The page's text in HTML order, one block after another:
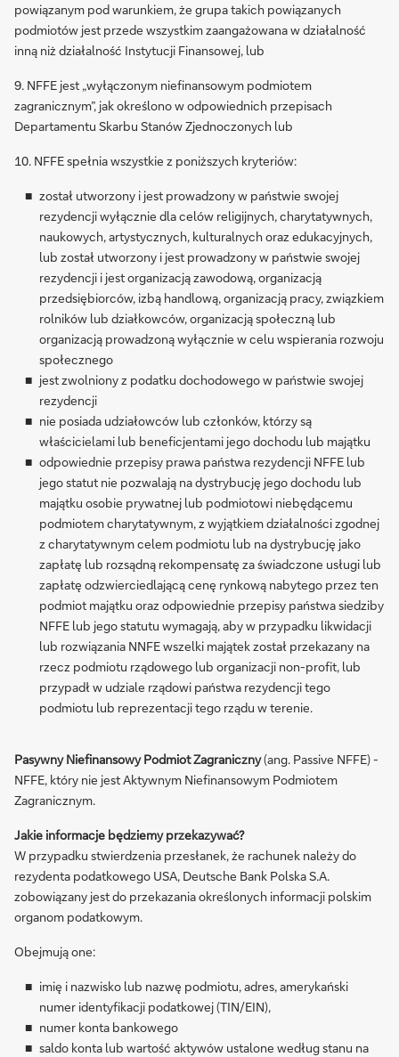
powiązanym pod warunkiem, że grupa takich powiązanych
podmiotów jest przede wszystkim zaangażowana w działalność
inną niż działalność Instytucji Finansowej, lub
9. NFFE jest „wyłączonym niefinansowym podmiotem
zagranicznym”, jak określono w odpowiednich przepisach
Departamentu Skarbu Stanów Zjednoczonych lub
10. NFFE spełnia wszystkie z poniższych kryteriów:
został utworzony i jest prowadzony w państwie swojej
rezydencji wyłącznie dla celów religijnych, charytatywnych,
naukowych, artystycznych, kulturalnych oraz edukacyjnych,
lub został utworzony i jest prowadzony w państwie swojej
rezydencji i jest organizacją zawodową, organizacją
przedsiębiorców, izbą handlową, organizacją pracy, związkiem
rolników lub działkowców, organizacją społeczną lub
organizacją prowadzoną wyłącznie w celu wspierania rozwoju
społecznego
jest zwolniony z podatku dochodowego w państwie swojej
rezydencji
nie posiada udziałowców lub członków, którzy są
właścicielami lub beneficjentami jego dochodu lub majątku
odpowiednie przepisy prawa państwa rezydencji NFFE lub
jego statut nie pozwalają na dystrybucję jego dochodu lub
majątku osobie prywatnej lub podmiotowi niebędącemu
podmiotem charytatywnym, z wyjątkiem działalności zgodnej
z charytatywnym celem podmiotu lub na dystrybucję jako
zapłatę lub rozsądną rekompensatę za świadczone usługi lub
zapłatę odzwierciedlającą cenę rynkową nabytego przez ten
podmiot majątku oraz odpowiednie przepisy państwa siedziby
NFFE lub jego statutu wymagają, aby w przypadku likwidacji
lub rozwiązania NNFE wszelki majątek został przekazany na
rzecz podmiotu rządowego lub organizacji non-profit, lub
przypadł w udziale rządowi państwa rezydencji tego
podmiotu lub reprezentacji tego rządu w terenie.
Pasywny Niefinansowy Podmiot Zagraniczny(ang. Passive NFFE) -
NFFE, który nie jest Aktywnym Niefinansowym Podmiotem
Zagranicznym.
Jakie informacje będziemy przekazywać?
W przypadku stwierdzenia przesłanek, że rachunek należy do
rezydenta podatkowego USA, Deutsche Bank Polska S.A.
zobowiązany jest do przekazania określonych informacji polskim
organom podatkowym.
Obejmują one:
imię i nazwisko lub nazwę podmiotu, adres, amerykański
numer identyfikacji podatkowej (TIN/EIN),
numer konta bankowego
saldo konta lub wartość aktywów ustalone według stanu na